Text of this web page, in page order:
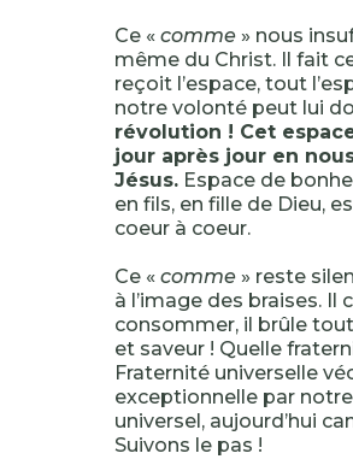
Ce « comme» nous
même du Christ. Il fait ce
reçoit l’espace, tout
notre volonté peut lui
révolution ! Cet
jour après jour en
Jésus.Espace de
en fils, en fille de Dieu,
coeur à coeur.
Ce « comme» reste
à l’image des braises. Il
consommer, il brûle
et saveur ! Quelle
Fraternité universelle
exceptionnelle par
universel, aujourd’hui
Suivons le pas !